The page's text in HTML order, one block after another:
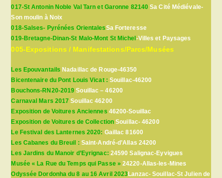
017-St Antonin Noble Val Tarn et Garonne 82140 Sa Cité Médiévale-
Son moulin à Noix
018-Salses- Pyrénées OrientalesSa Forteresse
019-Bretagne-Dinan-St Malo-Mont St Michel-Villes et Paysages
005-Expositions / Manifestations/Parcs/Musées
Les Epouvantails Nadaillac de Rouge-46350
Bicentenaire du Pont Louis Vicat : Souillac-46200
Bouchons-RN20-2019Souillac – 46200
Carnaval Mars 2017 Souillac 46200
Exposition de Voitures Anciennes 46200-Souillac
Exposition de Voitures de Collection Souillac- 46200
Le Festival des Lanternes 2020: Gaillac 81600
Les Cabanes du Breuil : Saint-André-d’Allas 24200
Les Jardins du Manoir d’Eyrignac: 24590 Salignac-Eyvigues
Musée « La Rue du Temps qui Passe » 24220-Allas-les-Mines
Odyssée Dordonha du 8 au 16 Avril 2023Lanzac- Souillac-St Julien de